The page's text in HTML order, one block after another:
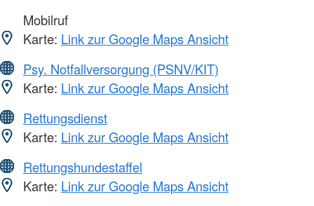
Mobilruf
Karte: Link zur Google Maps Ansicht
Psy. Notfallversorgung (PSNV/KIT)
Karte: Link zur Google Maps Ansicht
Rettungsdienst
Karte: Link zur Google Maps Ansicht
Rettungshundestaffel
Karte: Link zur Google Maps Ansicht